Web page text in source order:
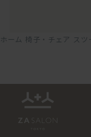
ホーム 椅子・チェア ス